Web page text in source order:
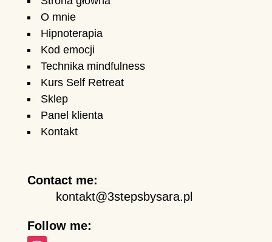
O mnie
Hipnoterapia
Kod emocji
Technika mindfulness
Kurs Self Retreat
Sklep
Panel klienta
Kontakt
Contact me:
kontakt@3stepsbysara.pl
Follow me: